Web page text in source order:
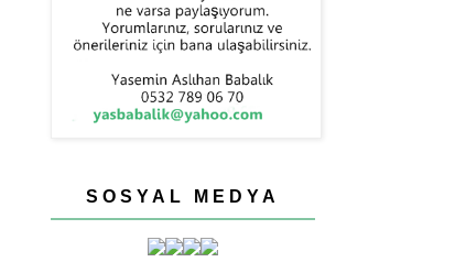
SOSYAL MEDYA